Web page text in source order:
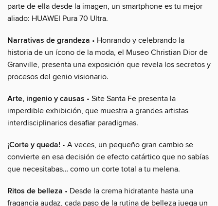
parte de ella desde la imagen, un smartphone es tu mejor
aliado: HUAWEI Pura 70 Ultra.
Narrativas de grandeza • Honrando y celebrando la
historia de un ícono de la moda, el Museo Christian Dior de
Granville, presenta una exposición que revela los secretos y
procesos del genio visionario.
Arte, ingenio y causas • Site Santa Fe presenta la
imperdible exhibición, que muestra a grandes artistas
interdisciplinarios desafiar paradigmas.
¡Corte y queda! • A veces, un pequeño gran cambio se
convierte en esa decisión de efecto catártico que no sabías
que necesitabas… como un corte total a tu melena.
Ritos de belleza • Desde la crema hidratante hasta una
fragancia audaz, cada paso de la rutina de belleza juega un